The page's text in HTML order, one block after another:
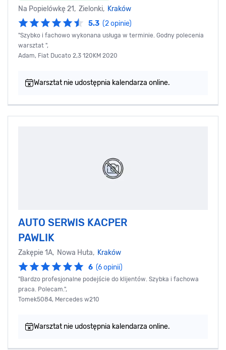
Na Popielówkę 21, Zielonki, Kraków
5.3 (2 opinie)
"Szybko i fachowo wykonana usługa w terminie. Godny polecenia
warsztat ",
Adam, Fiat Ducato 2,3 120KM 2020
Warsztat nie udostępnia kalendarza online.
AUTO SERWIS KACPER
PAWLIK
Zakępie 1A, Nowa Huta, Kraków
6 (6 opinii)
"Bardzo profesjonalne podejście do klijentów. Szybka i fachowa
praca. Polecam.",
Tomek5084, Mercedes w210
Warsztat nie udostępnia kalendarza online.